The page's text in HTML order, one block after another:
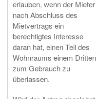
erlauben, wenn der Mieter
nach Abschluss des
Mietvertrags ein
berechtigtes Interesse
daran hat, einen Teil des
Wohnraums einem Dritten
zum Gebrauch zu
überlassen.